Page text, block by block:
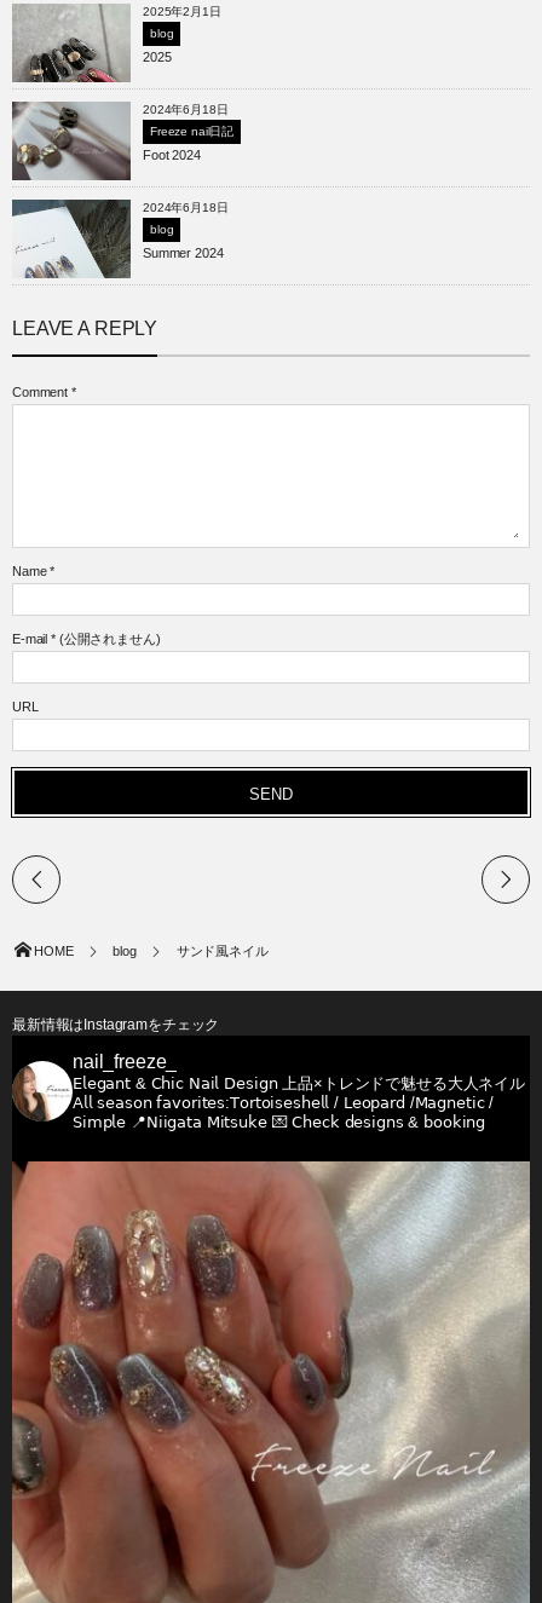
2025年2月1日
blog
2025
2024年6月18日
Freeze nail日記
Foot 2024
2024年6月18日
blog
Summer 2024
LEAVE A REPLY
Comment *
Name *
E-mail *(公開されません)
URL
HOME blog サンド風ネイル
最新情報はInstagramをチェック
nail_freeze_
𝖤𝗅𝖾𝗀𝖺𝗇𝗍 & 𝖢𝗁𝗂𝖼 𝖭𝖺𝗂𝗅 𝖣𝖾𝗌𝗂𝗀𝗇上品×トレンドで魅せる大人ネイル
𝖠𝗅𝗅 𝗌𝖾𝖺𝗌𝗈𝗇 𝖿𝖺𝗏𝗈𝗋𝗂𝗍𝖾𝗌:𝖳𝗈𝗋𝗍𝗈𝗂𝗌𝖾𝗌𝗁𝖾𝗅𝗅 / 𝖫𝖾𝗈𝗉𝖺𝗋𝖽 /𝖬𝖺𝗀𝗇𝖾𝗍𝗂𝖼 /
𝖲𝗂𝗆𝗉𝗅𝖾 📍𝖭𝗂𝗂𝗀𝖺𝗍𝖺 𝖬𝗂𝗍𝗌𝗎𝗄𝖾💌 𝖢𝗁𝖾𝖼𝗄 𝖽𝖾𝗌𝗂𝗀𝗇𝗌 & 𝖻𝗈𝗈𝗄𝗂𝗇𝗀